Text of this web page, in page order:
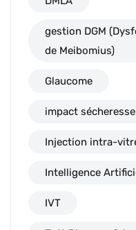
gestion DGM
de Meibomius)
Glaucome
impact
Injection intra-
Intelligence
IVT